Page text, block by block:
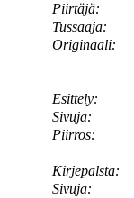
Piirtäjä:
Tussaaja:
Originaali:
Esittely:
Sivuja:
Piirros:
Kirjepalsta:
Sivuja: